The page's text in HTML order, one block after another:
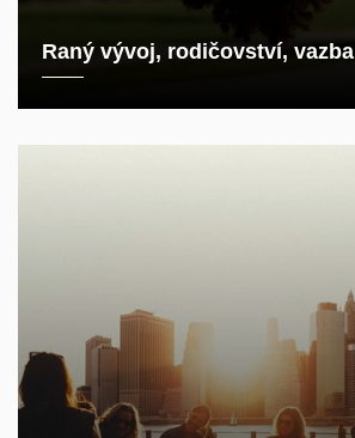
Raný vývoj, rodičovství, vazba